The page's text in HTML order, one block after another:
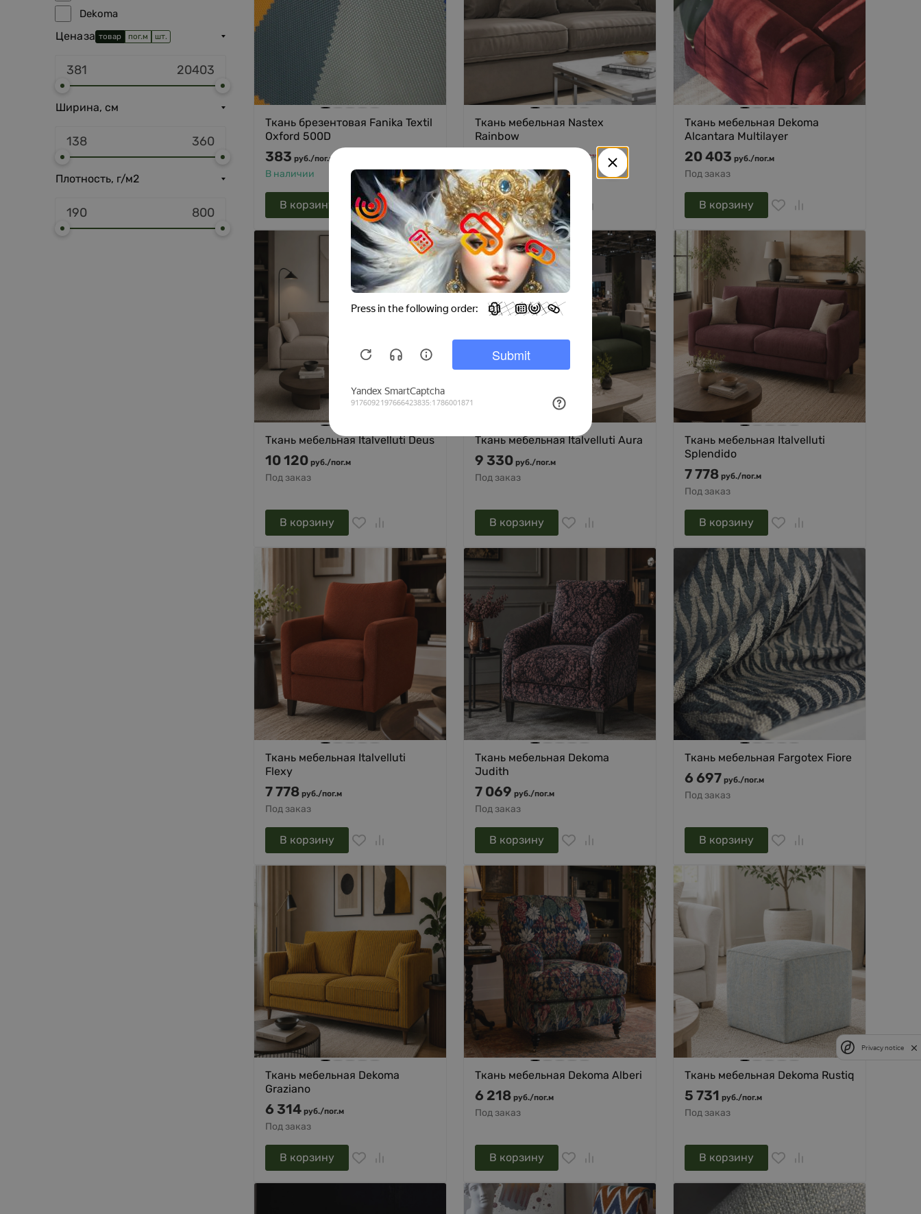
Dekoma
Italvelluti
Ценаза товар пог.м шт.
Ширина, см
Плотность, г/м2
Ткань брезентовая Fanika Textil
Oxford 500D
383 руб./пог.м
В наличии
В корзину
Ткань мебельная Nastex
Rainbow
пог.м
В наличии
В корзину
Ткань мебельная Dekoma
Alcantara Multilayer
20 403 руб./пог.м
Под заказ
В корзину
Ткань мебельная Italvelluti Deus
10 120 руб./пог.м
Под заказ
В корзину
Ткань мебельная Italvelluti Aura
9 330 руб./пог.м
Под заказ
В корзину
Ткань мебельная Italvelluti
Splendido
7 778 руб./пог.м
Под заказ
В корзину
Ткань мебельная Italvelluti
Flexy
7 778 руб./пог.м
Под заказ
В корзину
Ткань мебельная Dekoma
Judith
7 069 руб./пог.м
Под заказ
В корзину
Ткань мебельная Fargotex Fiore
6 697 руб./пог.м
Под заказ
В корзину
Ткань мебельная Dekoma
Graziano
6 314 руб./пог.м
Под заказ
В корзину
Ткань мебельная Dekoma Alberi
6 218 руб./пог.м
Под заказ
В корзину
Ткань мебельная Dekoma Rustiq
5 731 руб./пог.м
Под заказ
В корзину
Privacy notice